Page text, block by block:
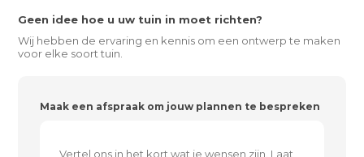
Geen idee hoe u uw tuin in moet richten?
Wij hebben de ervaring en kennis om een ontwerp te maken
voor elke soort tuin.
Maak een afspraak om jouw plannen te bespreken